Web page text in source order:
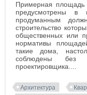
Примерная
предусмотрены в
продуманным
строительство
общественных или
нормативы
такие дома,
соблюдены без
проектировщика....
Архитектура